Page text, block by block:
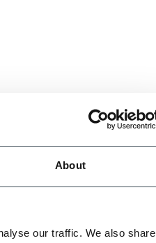
About
our traffic. We also share